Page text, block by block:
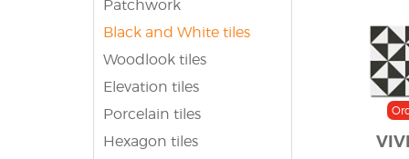
Patchwork
Black and White tiles
Woodlook tiles
Elevation tiles
Porcelain tiles
Hexagon tiles